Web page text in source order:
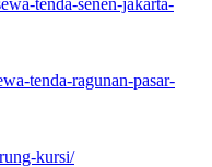
tenda-ragunan-pasar-
kursi/